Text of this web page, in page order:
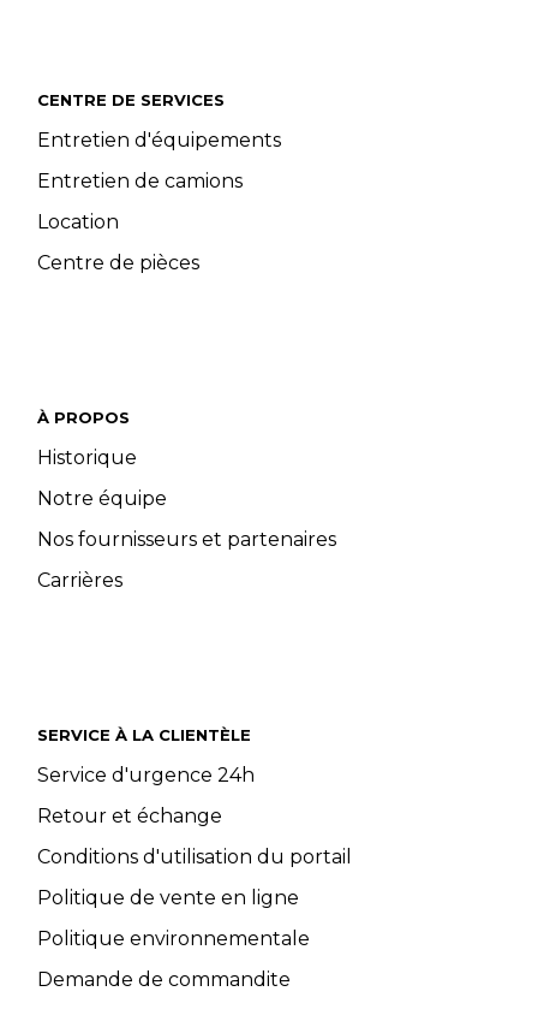
CENTRE DE SERVICES
Entretien d'équipements
Entretien de camions
Location
Centre de pièces
À PROPOS
Historique
Notre équipe
Nos fournisseurs et partenaires
Carrières
SERVICE À LA CLIENTÈLE
Service d'urgence 24h
Retour et échange
Conditions d'utilisation du portail
Politique de vente en ligne
Politique environnementale
Demande de commandite